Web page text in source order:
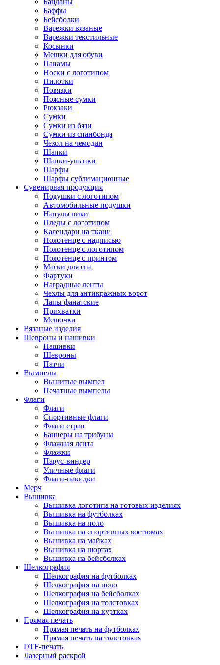
Баффы
Бейсболки
Варежки вязаные
Варежки текстильные
Косынки
Мешки для обуви
Панамы
Носки с логотипом
Пилотки
Повязки
Поясные сумки
Рюкзаки
Сумки
Сумки из бязи
Сумки из спанбонда
Чехол на чемодан
Шапки
Шапки-ушанки
Шарфы
Шарфы сублимационные
Сувенирная продукция
Подушки с логотипом
Автомобильные подушки
Напульсники
Пледы с логотипом
Календари на ткани
Полотенце с надписью
Полотенце с логотипом
Полотенце с принтом
Маски для сна
Фартуки
Наградные ленты
Чехлы для антикражных ворот
Лапы фанатские
Прихватки
Мешочки
Вязаные изделия
Шевроны и нашивки
Нашивки
Шевроны
Патчи
Вымпелы
Вышитые вымпел
Печатные вымпелы
Флаги
Флаги
Спортивные флаги
Флаги стран
Баннеры на трибуны
Флажная лента
Флажки
Парус-виндер
Уличные флаги
Флаги-накидки
Мерч
Вышивка
Вышивка логотипа на готовых изделиях
Вышивка на футболках
Вышивка на поло
Вышивка на спортивных костюмах
Вышивка на майках
Вышивка на шортах
Вышивка на бейсболках
Шелкография
Шелкография на футболках
Шелкография на поло
Шелкография на бейсболках
Шелкография на толстовках
Шелкография на куртках
Прямая печать
Прямая печать на футболках
Прямая печать на толстовках
DTF-печать
Лазерный раскрой